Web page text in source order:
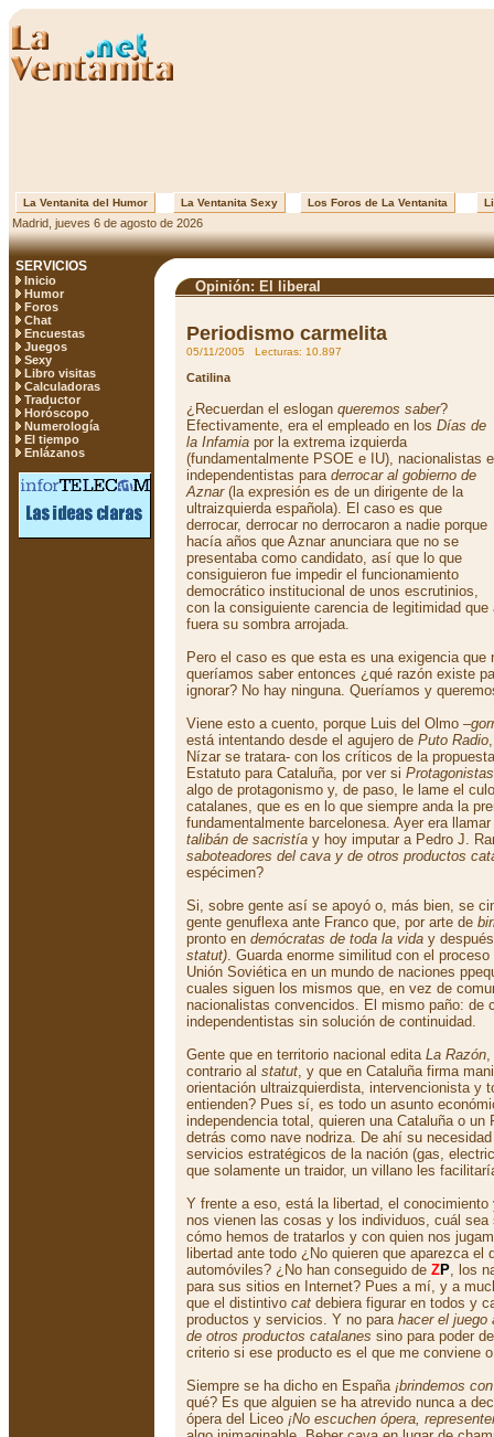
La Ventanita del Humor La Ventanita Sexy Los Foros de La Ventanita
Madrid, jueves 6 de agosto de 2026
SERVICIOS
Inicio
Humor
Foros
Chat
Encuestas
Juegos
Sexy
Libro visitas
Calculadoras
Traductor
Horóscopo
Numerología
El tiempo
Enlázanos
Opinión: El liberal
Periodismo carmelita
05/11/2005 Lecturas: 10.897
Catilina
¿Recuerdan el eslogan queremos saber?
Efectivamente, era el empleado en los Días de
la Infamia por la extrema izquierda
(fundamentalmente PSOE e IU), nacionalistas e
independentistas para derrocar al gobierno de
Aznar(la expresión es de un dirigente de la
ultraizquierda española). El caso es que
derrocar, derrocar no derrocaron a nadie porque
hacía años que Aznar anunciara que no se
presentaba como candidato, así que lo que
consiguieron fue impedir el funcionamiento
democrático institucional de unos escrutinios,
con la consiguiente carencia de legitimidad
fuera su sombra arrojada.
Pero el caso es que esta es una exigencia
queríamos saber entonces ¿qué razón existe
ignorar? No hay ninguna. Queríamos y
Viene esto a cuento, porque Luis del Olmo –
está intentando desde el agujero de Puto Radio
Nízar se tratara- con los críticos de la
Estatuto para Cataluña, por ver si Protagonistas
algo de protagonismo y, de paso, le lame el
catalanes, que es en lo que siempre anda la
fundamentalmente barcelonesa. Ayer era
talibán de sacristía y hoy imputar a Pedro J.
saboteadores del cava y de otros productos
espécimen?
Si, sobre gente así se apoyó o, más bien, se
gente genuflexa ante Franco que, por arte de
pronto en demócratas de toda la vida y
statut). Guarda enorme similitud con el
Unión Soviética en un mundo de naciones
cuales siguen los mismos que, en vez de
nacionalistas convencidos. El mismo paño: de
independentistas sin solución de continuidad.
Gente que en territorio nacional edita La Razón,
contrario al statut, y que en Cataluña firma
orientación ultraizquierdista, intervencionista y
entienden? Pues sí, es todo un asunto
independencia total, quieren una Cataluña o
detrás como nave nodriza. De ahí su
servicios estratégicos de la nación (gas,
que solamente un traidor, un villano les
Y frente a eso, está la libertad, el
nos vienen las cosas y los individuos, cuál sea
cómo hemos de tratarlos y con quien nos
libertad ante todo ¿No quieren que aparezca el
automóviles? ¿No han conseguido de ZP, los
para sus sitios en Internet? Pues a mí, y a
que el distintivo cat debiera figurar en todos y
productos y servicios. Y no para hacer el juego
de otros productos catalanes sino para poder
criterio si ese producto es el que me conviene
Siempre se ha dicho en España ¡brindemos
qué? Es que alguien se ha atrevido nunca a
ópera del Liceo ¡No escuchen ópera,